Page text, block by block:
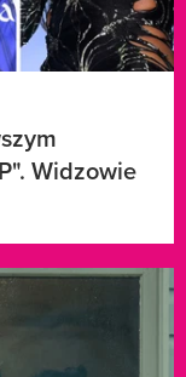
Widzowie